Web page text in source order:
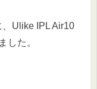
Ulike IPL Air10
した。